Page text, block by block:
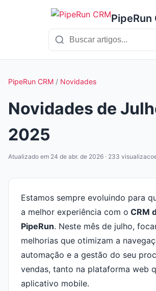
PipeRun
PipeRun CRM / Novidades
Novidades de
2025
Atualizado em 24 de abr. de 2026 · 233
Estamos sempre evoluindo para
a melhor experiência com o CRM
PipeRun. Neste mês de julho,
melhorias que otimizam a
automação e a gestão do seu
vendas, tanto na plataforma web
aplicativo mobile.